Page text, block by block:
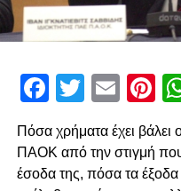
Facebook
Twitter
Πόσα χρήματα έχει
ΠΑΟΚ από την στιγμή που
έσοδα της, πόσα τα